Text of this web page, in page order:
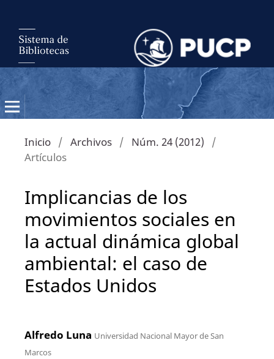
Inicio / Archivos / Núm. 24 (2012)
/
Artículos
Implicancias de los
movimientos sociales en
la actual dinámica global
ambiental: el caso de
Estados Unidos
Alfredo Luna Universidad Nacional Mayor de San
Marcos